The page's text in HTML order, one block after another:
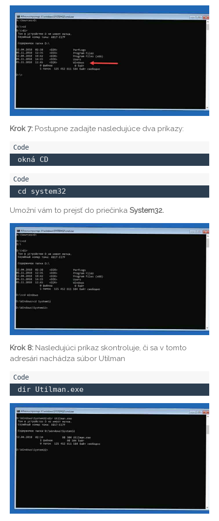
Krok 7: Postupne zadajte nasledujúce dva príkazy:
okná CD
cd system32
Umožní vám to prejsť do priečinka System32.
Krok 8: Nasledujúci príkaz skontroluje, či sa v tomto
adresári nachádza súbor Utilman
dir Utilman.exe